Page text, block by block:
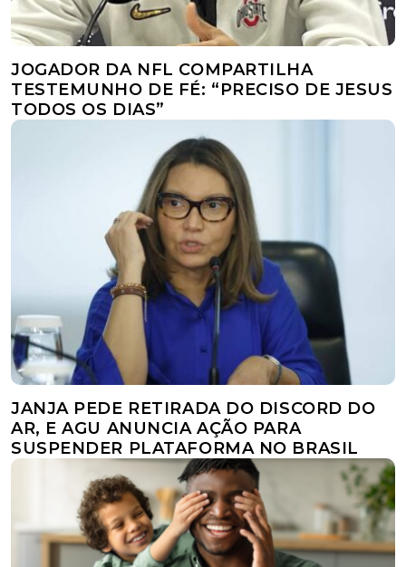
JOGADOR DA NFL COMPARTILHA
TESTEMUNHO DE FÉ: “PRECISO DE JESUS
TODOS OS DIAS”
JANJA PEDE RETIRADA DO DISCORD DO
AR, E AGU ANUNCIA AÇÃO PARA
SUSPENDER PLATAFORMA NO BRASIL